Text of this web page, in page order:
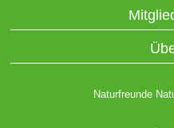
Naturfreunde